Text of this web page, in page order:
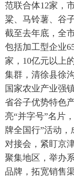
范联合体12家，
粱、马铃薯、谷
截至去年底，全
包括加工型企业
家，10亿元以上
集群，清徐县徐
国家农业产业强
省谷子优势特色
亮“并字号”名片
牌全国行”活动
对接会，紧盯京
聚集地区，举办
品牌，拓宽销售